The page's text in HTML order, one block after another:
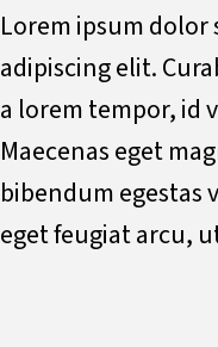
Lorem ipsum
adipiscing elit.
a lorem tempor, id
Maecenas eget
bibendum egestas
eget feugiat arcu,